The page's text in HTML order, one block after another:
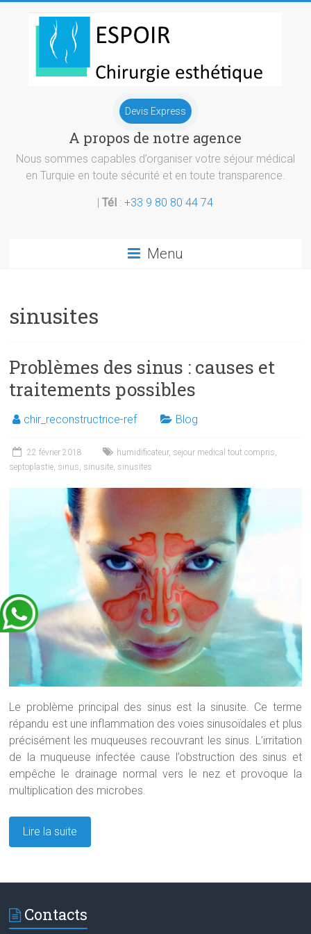
esthetique
Turquie
Devis Express
A propos de notre agence
Nous sommes capables d’organiser votre séjour médical
en Turquie en toute sécurité et en toute transparence.
|Tél :+33 9 80 80 44 74
Menu
sinusites
Problèmes des sinus : causes et
traitements possibles
chir_reconstructrice-ref Blog
22 février 2018 humidificateur, sejour medical tout compris,
septoplastie, sinus, sinusite, sinusites
Le problème principal des sinus est la sinusite. Ce terme
répandu est une inflammation des voies sinusoïdales et plus
précisément les muqueuses recouvrant les sinus. L’irritation
de la muqueuse infectée cause l’obstruction des sinus et
empêche le drainage normal vers le nez et provoque la
multiplication des microbes.
Lire la suite
Contacts